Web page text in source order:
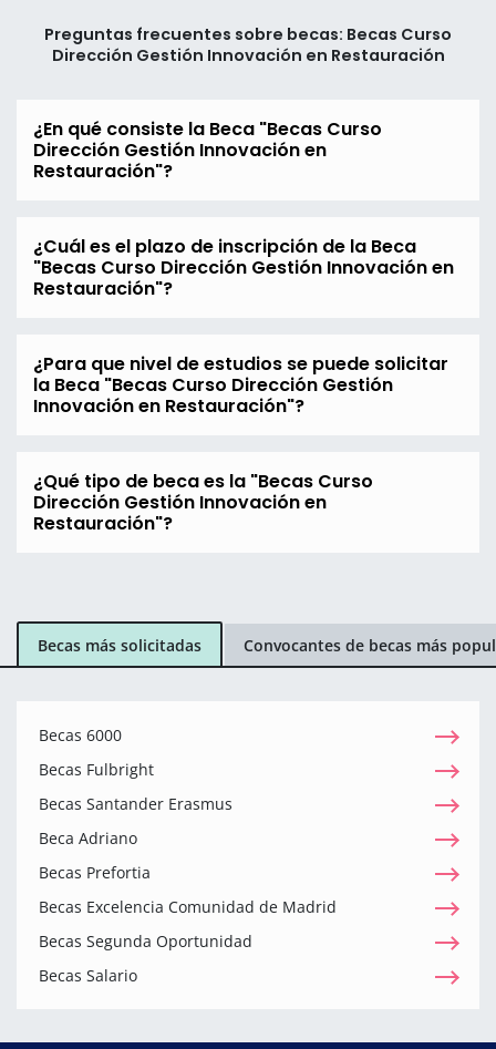
Preguntas frecuentes sobre becas: Becas Curso
Dirección Gestión Innovación en Restauración
¿En qué consiste la Beca "Becas Curso
Dirección Gestión Innovación en
Restauración"?
¿Cuál es el plazo de inscripción de la Beca
"Becas Curso Dirección Gestión Innovación en
Restauración"?
¿Para que nivel de estudios se puede solicitar
la Beca "Becas Curso Dirección Gestión
Innovación en Restauración"?
¿Qué tipo de beca es la "Becas Curso
Dirección Gestión Innovación en
Restauración"?
Becas más solicitadas Convocantes de becas más
Becas 6000
Becas Fulbright
Becas Santander Erasmus
Beca Adriano
Becas Prefortia
Becas Excelencia Comunidad de Madrid
Becas Segunda Oportunidad
Becas Salario